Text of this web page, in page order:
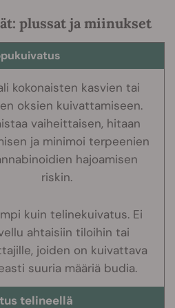
plussat ja miinukset
kokonaisten kasvien tai
oksien kuivattamiseen.
vaiheittaisen, hitaan
ja minimoi terpeenien
hajoamisen
riskin.
kuin telinekuivatus. Ei
ahtaisiin tiloihin tai
joiden on kuivattava
suuria määriä budia.
telineellä